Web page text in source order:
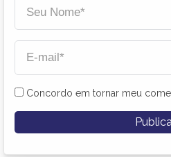
Concordo em tornar meu